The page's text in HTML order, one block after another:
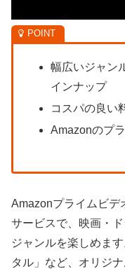
幅広いジャン
インナップ
コスパの良い
Amazonのプ
Amazonプライムビデ
サービスで、映画・
ジャンルを楽しめま
タル」など、オリジ